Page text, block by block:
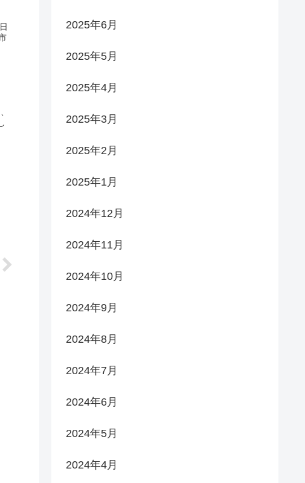
2025年6月
2025年5月
2025年4月
2025年3月
2025年2月
2025年1月
2024年12月
2024年11月
2024年10月
2024年9月
2024年8月
2024年7月
2024年6月
2024年5月
2024年4月